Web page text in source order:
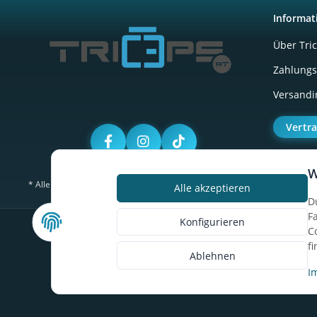
Alle akzeptieren
Konfigurieren
Ablehnen
Über
* Alle Preise inkl. gesetzlicher USt., zzgl.Versand